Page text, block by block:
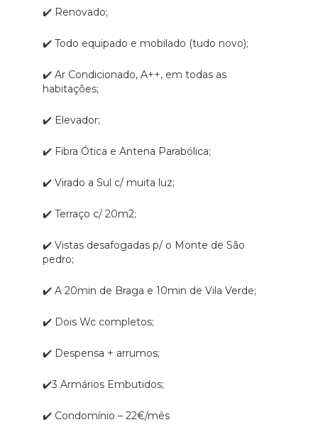
✔️ Renovado;
✔️ Todo equipado e mobilado (tudo novo);
✔️ Ar Condicionado, A++, em todas as
habitações;
✔️ Elevador;
✔️ Fibra Ótica e Antena Parabólica;
✔️ Virado a Sul c/ muita luz;
✔️ Terraço c/ 20m2;
✔️ Vistas desafogadas p/ o Monte de São
pedro;
✔️ A 20min de Braga e 10min de Vila Verde;
✔️ Dois Wc completos;
✔️ Despensa + arrumos;
✔️3 Armários Embutidos;
✔️ Condomínio – 22€/mês